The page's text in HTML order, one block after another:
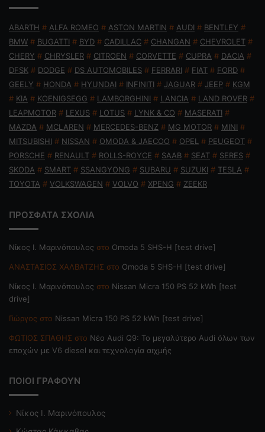
ABARTH # ALFA ROMEO # ASTON MARTIN # AUDI # BENTLEY #
BMW # BUGATTI # BYD # CADILLAC # CHANGAN # CHEVROLET #
CHERY # CHRYSLER # CITROEN # CORVETTE # CUPRA # DACIA #
DFSK # DODGE # DS AUTOMOBILES # FERRARI # FIAT # FORD #
GEELY # HONDA # HYUNDAI # INFINITI # JAGUAR # JEEP # KGM
# KIA # KOENIGSEGG # LAMBORGHINI # LANCIA # LAND ROVER #
LEAPMOTOR # LEXUS # LOTUS # LYNK & CO # MASERATI #
MAZDA # MCLAREN # MERCEDES-BENZ # MG MOTOR # MINI #
MITSUBISHI # NISSAN # OMODA & JAECOO # OPEL # PEUGEOT #
PORSCHE # RENAULT # ROLLS-ROYCE # SAAB # SEAT # SERES #
SKODA # SMART # SSANGYONG # SUBARU # SUZUKI # TESLA #
TOYOTA # VOLKSWAGEN # VOLVO # XPENG # ZEEKR
ΠΡΟΣΦΑΤΑ ΣΧΟΛΙΑ
Nίκος Ι. Mαρινόπουλος στο Omoda 5 SHS-H [test drive]
ΑΝΑΣΤΑΣΙΟΣ ΧΑΛΒΑΤΖΗΣ στο Omoda 5 SHS-H [test drive]
Nίκος Ι. Mαρινόπουλος στο Nissan Micra 150 PS 52 kWh [test
drive]
Γιώργος στο Nissan Micra 150 PS 52 kWh [test drive]
ΦΩΤΙΟΣ ΣΠΑΘΗΣ στο Νέο Audi Q9: Το μεγαλύτερο Audi όλων των
εποχών με V6 diesel και τεχνολογία αιχμής
ΠΟΙΟΙ ΓΡΑΦΟΥΝ
Νίκος Ι. Μαρινόπουλος